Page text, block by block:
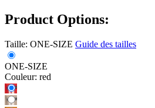
Product Options:
Taille: ONE-SIZE Guide des tailles
ONE-SIZE
Couleur: red